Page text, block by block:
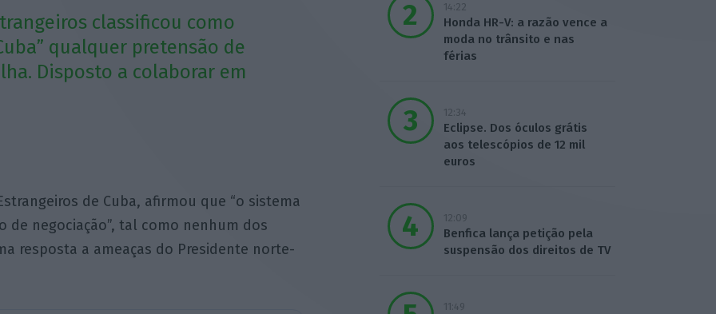
classificou como
qualquer pretensão de
Disposto a colaborar em
de Cuba, afirmou que “o sistema
negociação”, tal como nenhum dos
resposta a ameaças do Presidente norte-
14:22
Honda HR-V: a razão vence a
moda no trânsito e nas
férias
12:34
Eclipse. Dos óculos grátis
aos telescópios de 12 mil
euros
12:09
Benfica lança petição pela
suspensão dos direitos de TV
11:49